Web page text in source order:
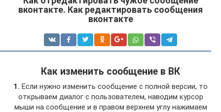
вконтакте. Как редактировать сообщения
вконтакте
Как изменить сообщение в ВК
1. Если нужно изменить сообщение с полной версии, то
открываем диалог с пользователем, наводим курсор
мыши на сообщение и в правом верхнем углу нажимаем